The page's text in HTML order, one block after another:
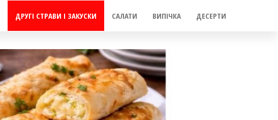
ДРУГІ СТРАВИ І ЗАКУСКИ САЛАТИ ВИПІЧКА ДЕСЕРТИ